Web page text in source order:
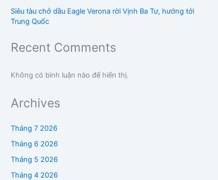
Siêu tàu chở dầu Eagle Verona rời Vịnh Ba Tư, hướng tới
Trung Quốc
Recent Comments
Không có bình luận nào để hiển thị.
Archives
Tháng 7 2026
Tháng 6 2026
Tháng 5 2026
Tháng 4 2026